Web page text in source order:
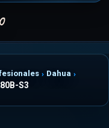
Dahua
S3